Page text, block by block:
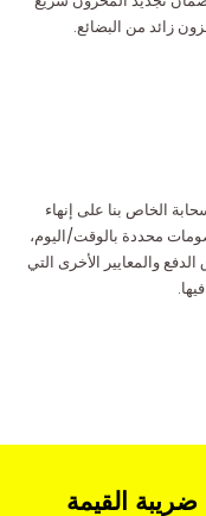
زائد من البضائع.
الخاص بنا على إنهاء
محددة بالوقت/اليوم،
والمعايير الأخرى التي
القيمة